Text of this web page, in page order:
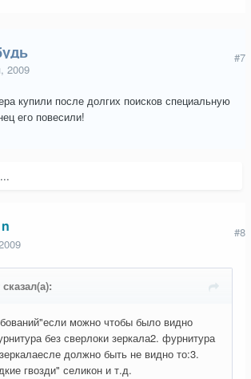
2009
#7
купили после долгих поисков специальную
его повесили!
#8
можно чтобы было видно
без сверлоки зеркала2. фурнитура
должно быть не видно то:3.
гвозди" селикон и т.д.